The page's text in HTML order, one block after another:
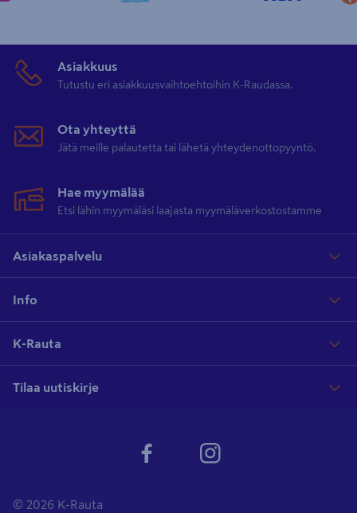
Asiakkuus
Tutustu eri asiakkuusvaihtoehtoihin K-Raudassa.
Ota yhteyttä
Jätä meille palautetta tai lähetä yhteydenottopyyntö.
Hae myymälää
Etsi lähin myymäläsi laajasta myymäläverkostostamme
Asiakaspalvelu
Info
K-Rauta
Tilaa uutiskirje
© 2026 K-Rauta